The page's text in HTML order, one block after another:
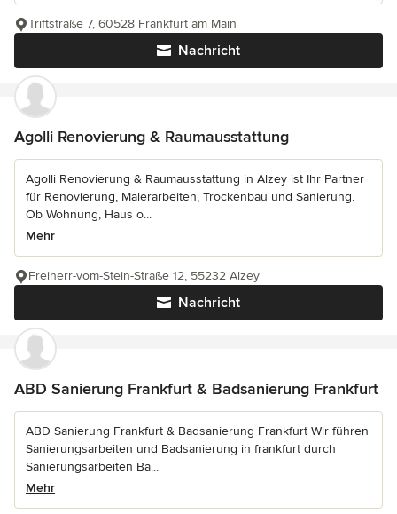
Nachricht
Triftstraße 7, 60528 Frankfurt am Main
Agolli Renovierung & Raumausstattung
Agolli Renovierung & Raumausstattung in Alzey ist Ihr Partner
für Renovierung, Malerarbeiten, Trockenbau und Sanierung.
Ob Wohnung, Haus o...
Mehr
Nachricht
Freiherr-vom-Stein-Straße 12, 55232 Alzey
ABD Sanierung Frankfurt & Badsanierung Frankfurt
ABD Sanierung Frankfurt & Badsanierung Frankfurt Wir führen
Sanierungsarbeiten und Badsanierung in frankfurt durch
Sanierungsarbeiten Ba...
Mehr